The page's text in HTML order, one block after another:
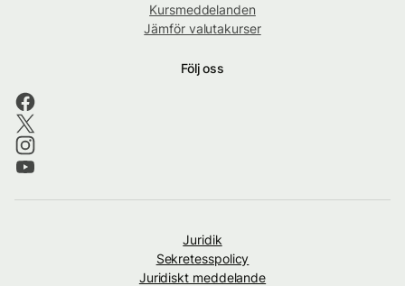
Kursmeddelanden
Jämför valutakurser
Följ oss
Juridik
Sekretesspolicy
Juridiskt meddelande